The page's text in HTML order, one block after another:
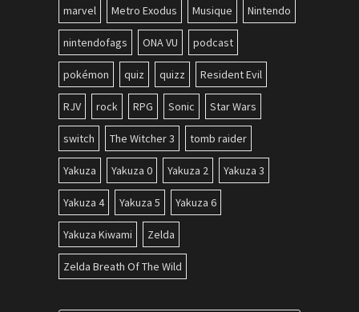
marvel Metro Exodus Musique Nintendo
nintendofags ONA VU podcast
pokémon quiz quizz Resident Evil
RJV rock RPG Sonic Star Wars
switch The Witcher 3 tomb raider
Yakuza Yakuza 0 Yakuza 2 Yakuza 3
Yakuza 4 Yakuza 5 Yakuza 6
Yakuza Kiwami Zelda
Zelda Breath Of The Wild